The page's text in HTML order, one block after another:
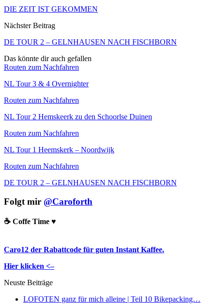
DIE ZEIT IST GEKOMMEN
Nächster Beitrag
DE TOUR 2 – GELNHAUSEN NACH FISCHBORN
Das könnte dir auch gefallen
Routen zum Nachfahren
NL Tour 3 & 4 Overnighter
Routen zum Nachfahren
NL Tour 2 Hemskeerk zu den Schoorlse Duinen
Routen zum Nachfahren
NL Tour 1 Heemskerk – Noordwijk
Routen zum Nachfahren
DE TOUR 2 – GELNHAUSEN NACH FISCHBORN
Folgt mir @Caroforth
☕️ Coffe Time ♥️
Caro12 der Rabattcode für guten Instant Kaffee.
Hier klicken <–
Neuste Beiträge
LOFOTEN ganz für mich alleine | Teil 10 Bikepacking…